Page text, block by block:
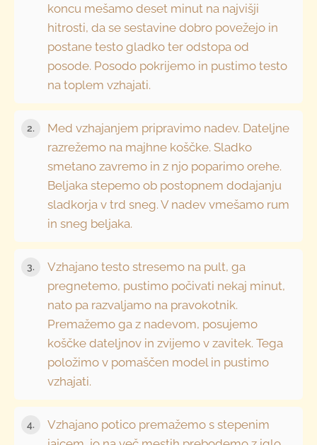
koncu mešamo deset minut na najvišji
hitrosti, da se sestavine dobro povežejo in
postane testo gladko ter odstopa od
posode. Posodo pokrijemo in pustimo testo
na toplem vzhajati.
2.
Med vzhajanjem pripravimo nadev. Dateljne
razrežemo na majhne koščke. Sladko
smetano zavremo in z njo poparimo orehe.
Beljaka stepemo ob postopnem dodajanju
sladkorja v trd sneg. V nadev vmešamo rum
in sneg beljaka.
3.
Vzhajano testo stresemo na pult, ga
pregnetemo, pustimo počivati nekaj minut,
nato pa razvaljamo na pravokotnik.
Premažemo ga z nadevom, posujemo
koščke dateljnov in zvijemo v zavitek. Tega
položimo v pomaščen model in pustimo
vzhajati.
4.
Vzhajano potico premažemo s stepenim